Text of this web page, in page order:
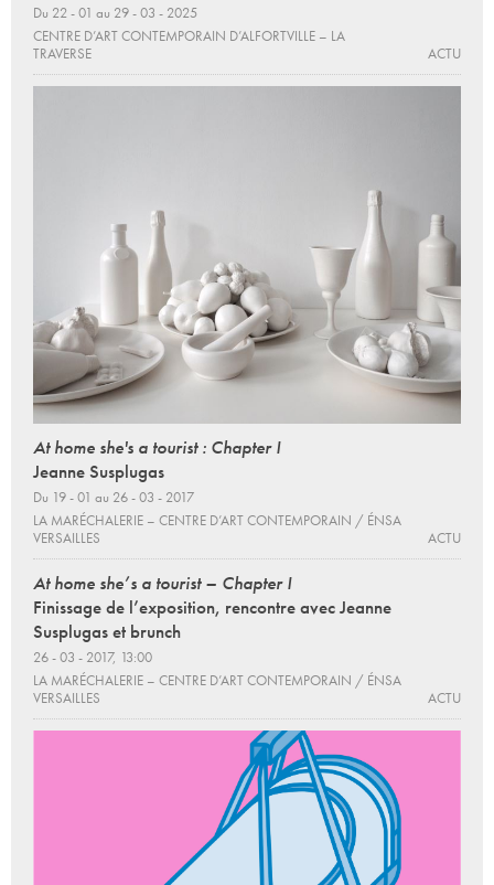
Du 22 - 01 au 29 - 03 - 2025
CENTRE D’ART CONTEMPORAIN D’ALFORTVILLE – LA
TRAVERSE
ACTU
At home she's a tourist : Chapter I
Jeanne Susplugas
Du 19 - 01 au 26 - 03 - 2017
LA MARÉCHALERIE – CENTRE D’ART CONTEMPORAIN / ÉNSA
VERSAILLES
ACTU
At home she’s a tourist – Chapter I
Finissage de l’exposition, rencontre avec Jeanne
Susplugas et brunch
26 - 03 - 2017, 13:00
LA MARÉCHALERIE – CENTRE D’ART CONTEMPORAIN / ÉNSA
VERSAILLES
ACTU